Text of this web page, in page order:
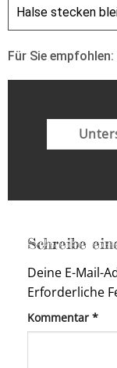
Halse stecken
Für Sie empfohlen:
Schreibe
Deine E-Mail-
Erforderliche
Kommentar *